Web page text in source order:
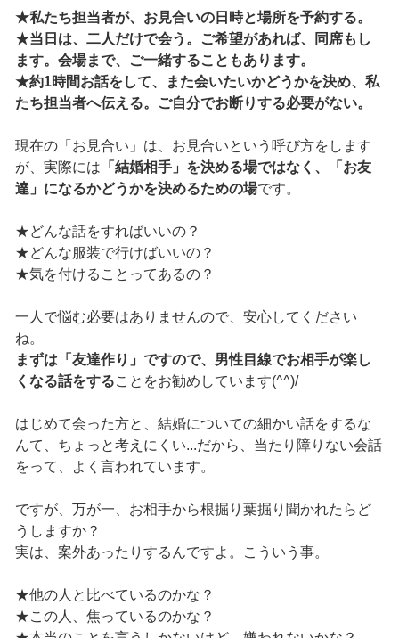
★私たち担当者が、お見合いの日時と場所を予約する。
★当日は、二人だけで会う。ご希望があれば、同席もし
ます。会場まで、ご一緒することもあります。
★約1時間お話をして、また会いたいかどうかを決め、私
たち担当者へ伝える。ご自分でお断りする必要がない。
現在の「お見合い」は、お見合いという呼び方をします
が、実際には 「結婚相手」を決める場ではなく、「お友
達」になるかどうかを決めるための場です。
★どんな話をすればいいの？
★どんな服装で行けばいいの？
★気を付けることってあるの？
一人で悩む必要はありませんので、安心してください
ね。
まずは「友達作り」ですので、男性目線でお相手が楽し
くなる話をすることをお勧めしています(^^)/
はじめて会った方と、結婚についての細かい話をするな
んて、ちょっと考えにくい...だから、当たり障りない会話
をって、よく言われています。
ですが、万が一、お相手から根掘り葉掘り聞かれたらど
うしますか？
実は、案外あったりするんですよ。こういう事。
★他の人と比べているのかな？
★この人、焦っているのかな？